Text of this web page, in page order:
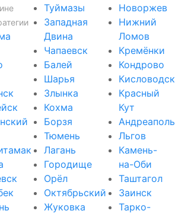
Туймазы
Западная
Двина
Чапаевск
Балей
Шарья
Злынка
Кохма
Борзя
Тюмень
Лагань
Городище
Орёл
Октябрьский
Жуковка
Новоржев
Нижний
Ломов
Кремёнки
Кондрово
Кисловодск
Красный
Кут
Андреаполь
Льгов
Камень-
на-Оби
Таштагол
Заинск
Тарко-